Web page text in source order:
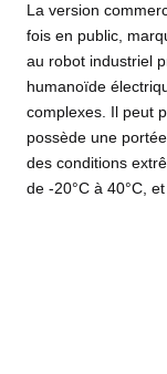
La version
fois en public,
au robot industriel
humanoïde
complexes. Il peut
possède une
des conditions
de -20°C à 40°C, et